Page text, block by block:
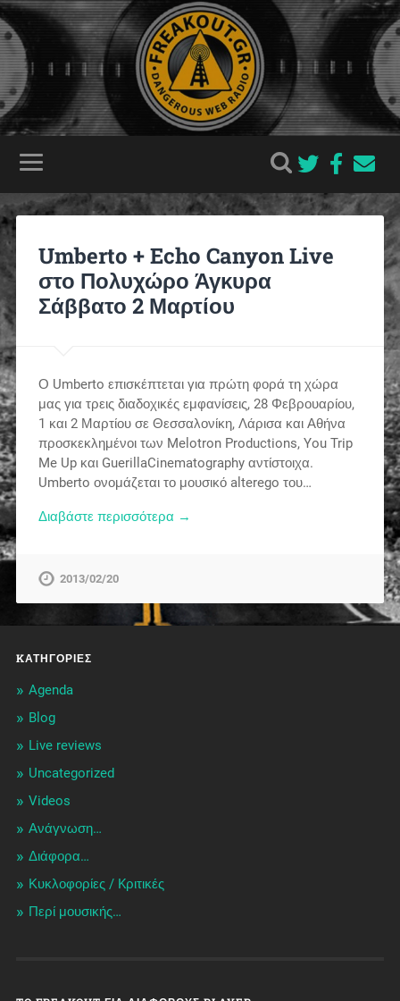
Umberto + Echo Canyon Live
στο Πολυχώρο Άγκυρα
Σάββατο 2 Μαρτίου
Ο Umberto επισκέπτεται για πρώτη φορά τη χώρα
μας για τρεις διαδοχικές εμφανίσεις, 28 Φεβρουαρίου,
1 και 2 Μαρτίου σε Θεσσαλονίκη, Λάρισα και Αθήνα
προσκεκλημένοι των Melotron Productions, You Trip
Me Up και GuerillaCinematography αντίστοιχα.
Umberto ονομάζεται το μουσικό alterego του…
Διαβάστε περισσότερα →
2013/02/20
KΑΤΗΓΟΡΊΕΣ
Agenda
Blog
Live reviews
Uncategorized
Videos
Ανάγνωση…
Διάφορα…
Κυκλοφορίες / Kριτικές
Περί μουσικής…